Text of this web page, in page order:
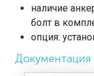
наличие
болт в
опция:
Документация